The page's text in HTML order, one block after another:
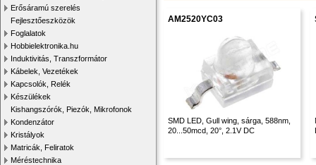
Erősáramú szerelés
Fejlesztőeszközök
Foglalatok
Hobbielektronika.hu
Induktivitás, Transzformátor
Kábelek, Vezetékek
Kapcsolók, Relék
Készülékek
Kishangszórók, Piezók, Mikrofonok
Kondenzátor
Kristályok
Matricák, Feliratok
Méréstechnika
AM2520YC03
SMD LED, Gull wing, sárga, 588nm,
20...50mcd, 20°, 2.1V DC